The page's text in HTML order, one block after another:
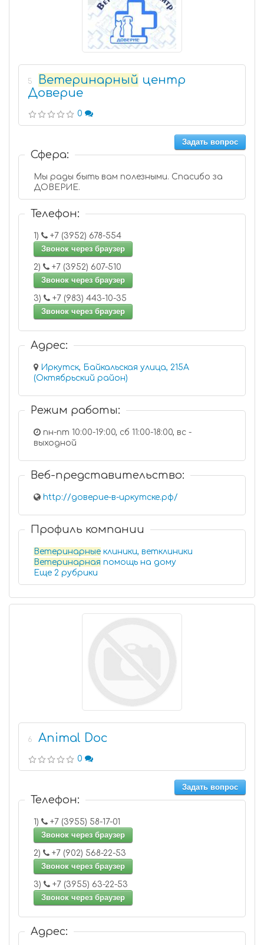
5 Ветеринарный центр
Доверие
0
Задать вопрос
Сфера:
Мы рады быть вам полезными. Спасибо за
ДОВЕРИЕ.
Телефон:
1)
+7 (3952) 678-554
Звонок через браузер
2)
+7 (3952) 607-510
Звонок через браузер
3)
+7 (983) 443-10-35
Звонок через браузер
Адрес:
Иркутск, Байкальская улица, 215А
(Октябрьский район)
Режим работы:
пн-пт 10:00-19:00, сб 11:00-18:00, вс -
выходной
Веб-представительство:
http://доверие-в-иркутске.рф/
Профиль компании
Ветеринарные клиники, ветклиники
Ветеринарная помощь на дому
Еще 2 рубрики
6 Animal Doc
0
Задать вопрос
Телефон:
1)
+7 (3955) 58-17-01
Звонок через браузер
2)
+7 (902) 568-22-53
Звонок через браузер
3)
+7 (3955) 63-22-53
Звонок через браузер
Адрес: